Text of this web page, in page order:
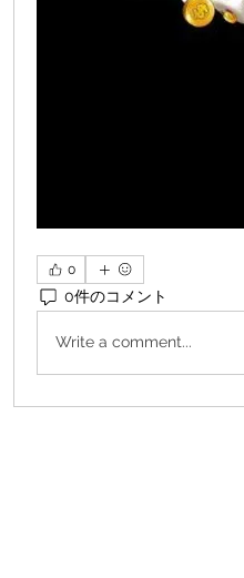
0
0件のコメント
Write a comment...